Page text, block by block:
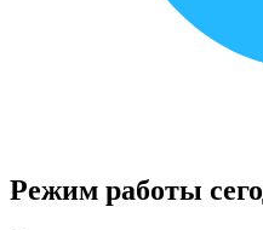
Режим работы